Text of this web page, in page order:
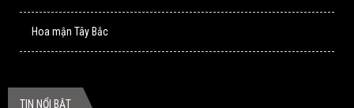
Hoa mận Tây Bắc
TIN NỔI BẬT